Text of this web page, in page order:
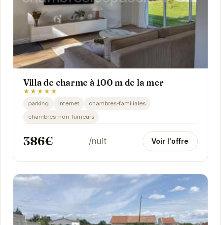
Villa de charme à 100 m de la mer
★★★★★
parking internet
chambres-familiales
chambres-non-fumeurs
386€ /nuit Voir l'offre